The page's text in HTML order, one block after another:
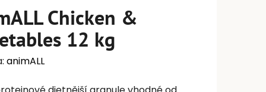
Chicken &
12 kg
animALL